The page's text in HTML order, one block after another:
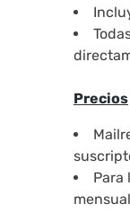
Precios
Para